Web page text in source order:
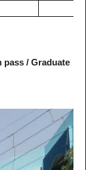
pass / Graduate